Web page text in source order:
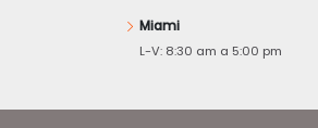
Miami
L-V: 8:30 am a 5:00 pm